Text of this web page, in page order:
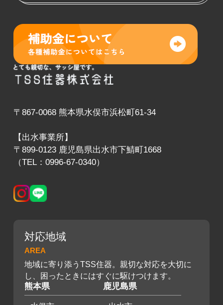
〒867-0068 熊本県水俣市浜松町61-34
【出水事業所】
〒899-0123 鹿児島県出水市下鯖町1668
（TEL：0996-67-0340）
対応地域
AREA
地域に寄り添うTSS住器。親切な対応を大切に
し、困ったときにはすぐに駆けつけます。
熊本県 鹿児島県